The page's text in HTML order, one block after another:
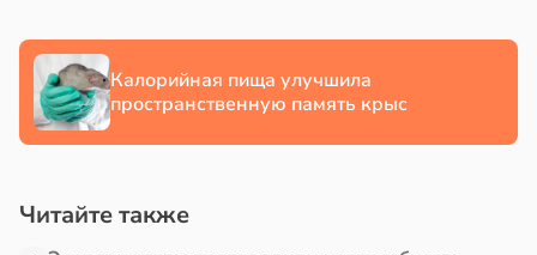
Калорийная пища улучшила
пространственную память крыс
Читайте также